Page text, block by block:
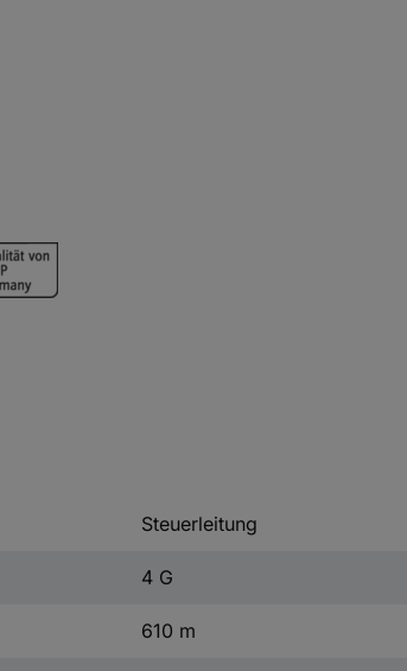
Steuerleitung
4 G
610 m